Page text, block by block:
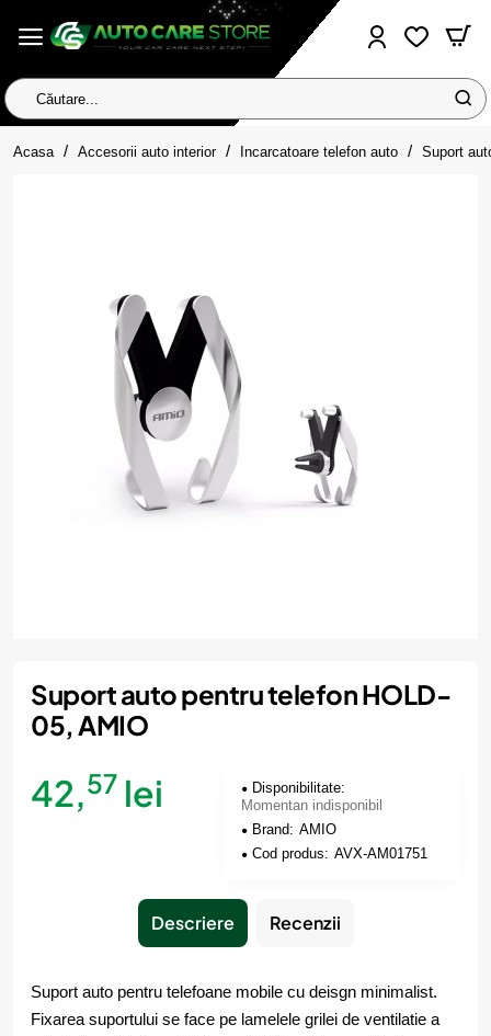
Căutare...
Acasa homeAccesorii auto interior Incarcatoare telefon auto Suport
Momentan indisponibil
Suport auto pentru telefon HOLD-
05, AMIO
42,57 lei
Disponibilitate:
Momentan indisponibil
Brand: AMIO
Cod produs: AVX-AM01751
Descriere Recenzii
Suport auto pentru telefoane mobile cu deisgn minimalist.
Fixarea suportului se face pe lamelele grilei de ventilatie a